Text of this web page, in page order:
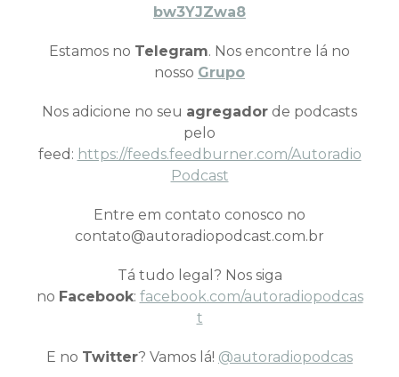
bw3YJZwa8
Estamos no Telegram. Nos encontre lá no
nosso Grupo
Nos adicione no seu agregador de podcasts
pelo
feed: https://feeds.feedburner.com/Autoradio
Podcast
Entre em contato conosco no
contato@autoradiopodcast.com.br
Tá tudo legal? Nos siga
no Facebook: facebook.com/autoradiopodcas
t
E no Twitter? Vamos lá! @autoradiopodcas